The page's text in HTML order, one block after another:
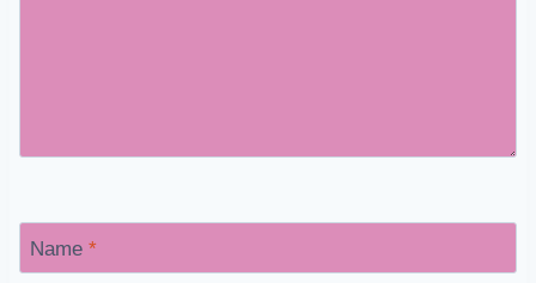
Name *